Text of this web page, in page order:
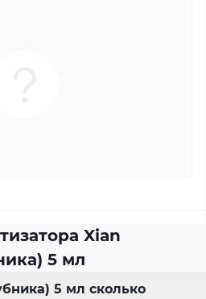
Xian
5 мл
5 мл сколько